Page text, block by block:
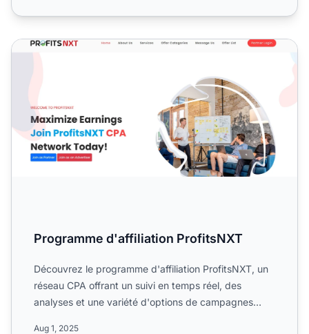
Programme d'affiliation ProfitsNXT
Programme d'affiliation ProfitsNXT
Découvrez le programme d'affiliation ProfitsNXT, un
réseau CPA offrant un suivi en temps réel, des
analyses et une variété d'options de campagnes
Aug 1, 2025